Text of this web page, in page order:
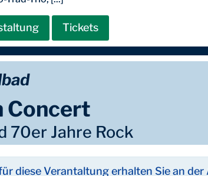
Tickets
Concert
70er Jahre Rock
diese Verantaltung erhalten Sie an der